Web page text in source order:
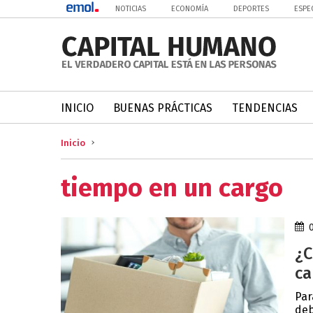
NOTICIAS ECONOMÍA DEPORTES
INICIO BUENAS PRÁCTICAS TENDENCIAS
Inicio
tiempo en un cargo